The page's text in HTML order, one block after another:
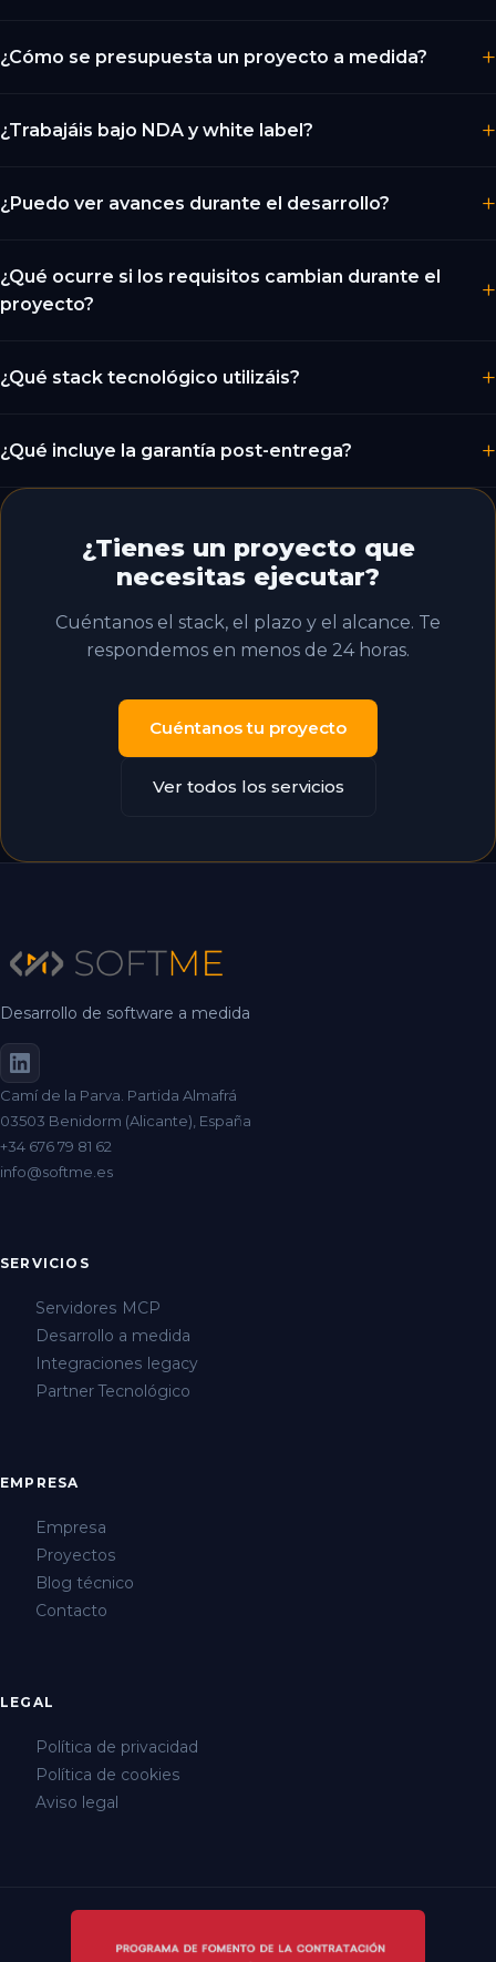
¿Cómo se presupuesta un proyecto a medida?
¿Trabajáis bajo NDA y white label?
¿Puedo ver avances durante el desarrollo?
¿Qué ocurre si los requisitos cambian durante el
proyecto?
¿Qué stack tecnológico utilizáis?
¿Qué incluye la garantía post-entrega?
¿Tienes un proyecto que
necesitas ejecutar?
Cuéntanos el stack, el plazo y el alcance. Te
respondemos en menos de 24 horas.
Cuéntanos tu proyecto
Ver todos los servicios
Desarrollo de software a medida
Camí de la Parva. Partida Almafrá
03503 Benidorm (Alicante), España
+34 676 79 81 62
info@softme.es
SERVICIOS
Servidores MCP
Desarrollo a medida
Integraciones legacy
Partner Tecnológico
EMPRESA
Empresa
Proyectos
Blog técnico
Contacto
LEGAL
Política de privacidad
Política de cookies
Aviso legal